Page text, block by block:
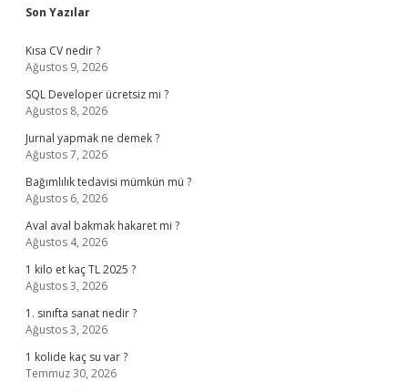
Sidebar
Son Yazılar
Kısa CV nedir ?
Ağustos 9, 2026
SQL Developer ücretsiz mi ?
Ağustos 8, 2026
Jurnal yapmak ne demek ?
Ağustos 7, 2026
Bağımlılık tedavisi mümkün mü ?
Ağustos 6, 2026
Aval aval bakmak hakaret mi ?
Ağustos 4, 2026
1 kilo et kaç TL 2025 ?
Ağustos 3, 2026
1. sınıfta sanat nedir ?
Ağustos 3, 2026
1 kolide kaç su var ?
Temmuz 30, 2026